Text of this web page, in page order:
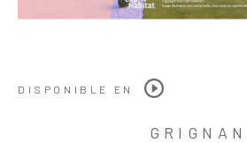
DISPONIBLE EN
GRIGNAN